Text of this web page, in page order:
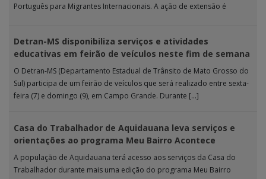
Português para Migrantes Internacionais. A ação de extensão é
Detran-MS disponibiliza serviços e atividades
educativas em feirão de veículos neste fim de semana
O Detran-MS (Departamento Estadual de Trânsito de Mato Grosso do
Sul) participa de um feirão de veículos que será realizado entre sexta-
feira (7) e domingo (9), em Campo Grande. Durante […]
Casa do Trabalhador de Aquidauana leva serviços e
orientações ao programa Meu Bairro Acontece
A população de Aquidauana terá acesso aos serviços da Casa do
Trabalhador durante mais uma edição do programa Meu Bairro